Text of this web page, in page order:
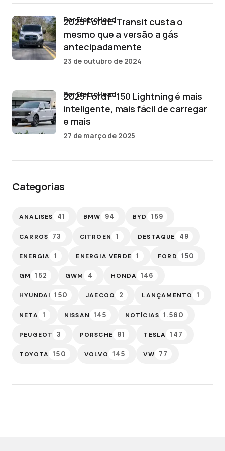
2025 Ford E-Transit custa o
mesmo que a versão a gás
antecipadamente
por EletroHead
23 de outubro de 2024
2025 Ford F-150 Lightning é mais
inteligente, mais fácil de carregar
e mais
por EletroHead
27 de março de 2025
Categorias
ANALISES 41 BMW 94 BYD 159
CARROS 73 CITROEN 1 DESTAQUE 49
ENERGIA 1 ENERGIA VERDE 1 FORD 150
GM 152 GWM 4 HONDA 146
HYUNDAI 150 JAECOO 2 LANÇAMENTO 1
NETA 1 NISSAN 145 NOTÍCIAS 1.560
PEUGEOT 3 PORSCHE 81 TESLA 147
TOYOTA 150 VOLVO 145 VW 77